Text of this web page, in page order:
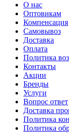
О нас
Оптовикам
Компенсация
Самовывоз
Доставка
Оплата
Политика
Контакты
Акции
Бренды
Услуги
Вопрос ответ
Доставка
Политика
Политика